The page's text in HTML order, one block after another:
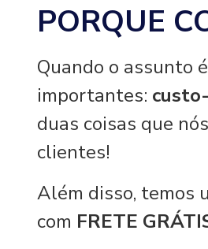
PORQUE
Quando o assunto
importantes:
duas coisas que
clientes!
Além disso, temos
com FRETE